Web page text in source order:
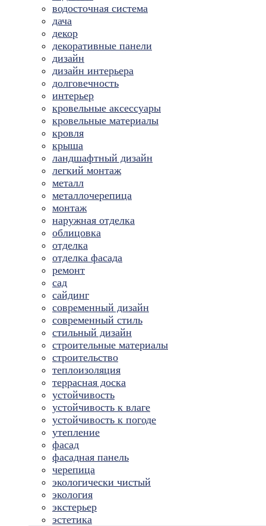
водосточная система
дача
декор
декоративные панели
дизайн
дизайн интерьера
долговечность
интерьер
кровельные аксессуары
кровельные материалы
кровля
крыша
ландшафтный дизайн
легкий монтаж
металл
металлочерепица
монтаж
наружная отделка
облицовка
отделка
отделка фасада
ремонт
сад
сайдинг
современный дизайн
современный стиль
стильный дизайн
строительные материалы
строительство
теплоизоляция
террасная доска
устойчивость
устойчивость к влаге
устойчивость к погоде
утепление
фасад
фасадная панель
черепица
экологически чистый
экология
экстерьер
эстетика